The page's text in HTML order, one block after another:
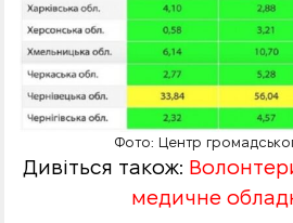
Фото: Центр
Дивіться також:
медичне